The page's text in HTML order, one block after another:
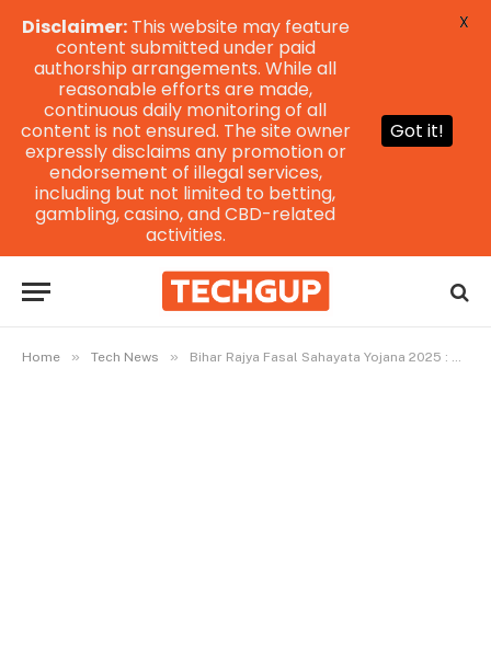
Home » Tech News » Bihar Rajya Fasal Sahayata Yojana 2025 : Bihar Fasal Bima Yojana 2025 : राज्य बिमा योजना रबी 2025 ऑनलाइन आवेदन शुरू
Disclaimer:This website may feature
content submitted under paid
authorship arrangements. While all
reasonable efforts are made,
continuous daily monitoring of all
content is not ensured. The site owner
expressly disclaims any promotion or
endorsement of illegal services,
including but not limited to betting,
gambling, casino, and CBD-related
activities.
Got it!
X